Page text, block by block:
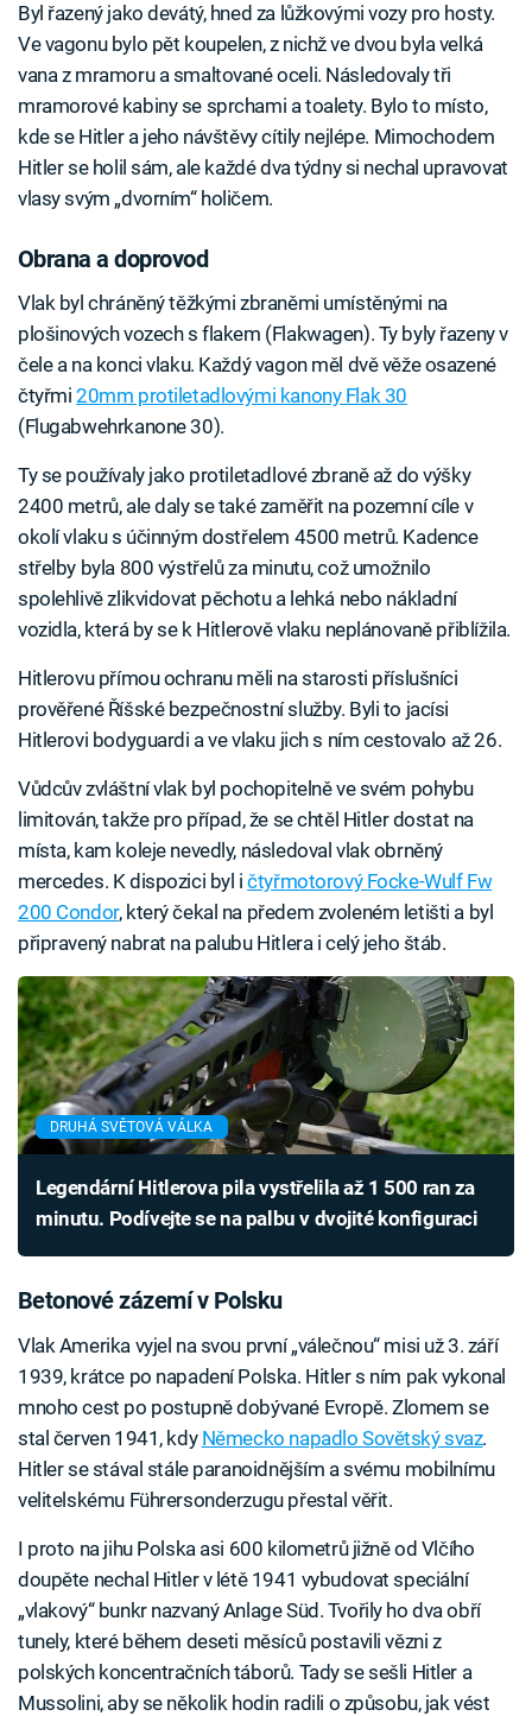
Byl řazený jako devátý, hned za lůžkovými vozy pro hosty.
Ve vagonu bylo pět koupelen, z nichž ve dvou byla velká
vana z mramoru a smaltované oceli. Následovaly tři
mramorové kabiny se sprchami a toalety. Bylo to místo,
kde se Hitler a jeho návštěvy cítily nejlépe. Mimochodem
Hitler se holil sám, ale každé dva týdny si nechal upravovat
vlasy svým „dvorním“ holičem.
Obrana a doprovod
Vlak byl chráněný těžkými zbraněmi umístěnými na
plošinových vozech s flakem (Flakwagen). Ty byly řazeny v
čele a na konci vlaku. Každý vagon měl dvě věže osazené
čtyřmi20mm protiletadlovými kanony Flak 30
(Flugabwehrkanone 30).
Ty se používaly jako protiletadlové zbraně až do výšky
2400 metrů, ale daly se také zaměřit na pozemní cíle v
okolí vlaku s účinným dostřelem 4500 metrů. Kadence
střelby byla 800 výstřelů za minutu, což umožnilo
spolehlivě zlikvidovat pěchotu a lehká nebo nákladní
vozidla, která by se k Hitlerově vlaku neplánovaně přiblížila.
Hitlerovu přímou ochranu měli na starosti příslušníci
prověřené Říšské bezpečnostní služby. Byli to jacísi
Hitlerovi bodyguardi a ve vlaku jich s ním cestovalo až 26.
Vůdcův zvláštní vlak byl pochopitelně ve svém pohybu
limitován, takže pro případ, že se chtěl Hitler dostat na
místa, kam koleje nevedly, následoval vlak obrněný
mercedes. K dispozici byl ičtyřmotorový Focke-Wulf Fw
200 Condor, který čekal na předem zvoleném letišti a byl
připravený nabrat na palubu Hitlera i celý jeho štáb.
DRUHÁ SVĚTOVÁ VÁLKA
Legendární Hitlerova pila vystřelila až 1 500 ran za
minutu. Podívejte se na palbu v dvojité konfiguraci
Betonové zázemí v Polsku
Vlak Amerika vyjel na svou první „válečnou“ misi už 3. září
1939, krátce po napadení Polska. Hitler s ním pak vykonal
mnoho cest po postupně dobývané Evropě. Zlomem se
stal červen 1941, kdy Německo napadlo Sovětský svaz.
Hitler se stával stále paranoidnějším a svému mobilnímu
velitelskému Führersonderzugu přestal věřit.
I proto na jihu Polska asi 600 kilometrů jižně od Vlčího
doupěte nechal Hitler v létě 1941 vybudovat speciální
„vlakový“ bunkr nazvaný Anlage Süd. Tvořily ho dva obří
tunely, které během deseti měsíců postavili vězni z
polských koncentračních táborů. Tady se sešli Hitler a
Mussolini, aby se několik hodin radili o způsobu, jak vést